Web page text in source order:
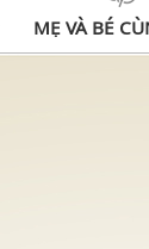
MẸ VÀ BÉ